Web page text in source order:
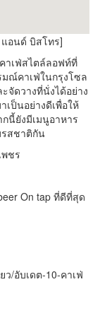
แอนด์ บิสโทร]
าเฟ่สไตล์ลอฟท์ที่
มณ์คาเฟ่ในกรุงโซล
จัดวางที่นั่งได้อย่าง
เป็นอย่างดีเพื่อให้
นี้ยังมีเมนูอาหาร
รสชาติกัน
พชร
On tap ที่ดีที่สุด
ว/อับเดต-10-คาเฟ่